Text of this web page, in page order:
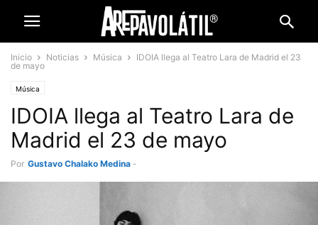
Inicio Noticias Música
IDOIA llega al Teatro Lara de Madrid el 23
de mayo
Música
IDOIA llega al Teatro Lara de
Madrid el 23 de mayo
Por Gustavo Chalako Medina -